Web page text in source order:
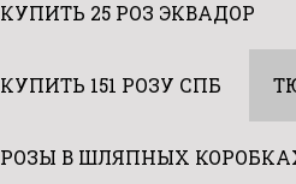
КУПИТЬ 25 РОЗ ЭКВАДОР
КУПИТЬ 151 РОЗУ СПБ
РОЗЫ В ШЛЯПНЫХ